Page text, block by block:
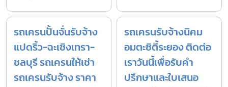
รถเครนปั้นจั่นรับจ้าง
แปดริ้ว-ฉะเชิงเทรา-
ชลบุรี รถเครนให้เช่า
รถเครนรับจ้าง ราคา
รถเครนรับจ้างนิคม
อมตะซิตี้ระยอง ติดต่อ
เราวันนี้เพื่อรับคำ
ปรึกษาและใบเสนอ